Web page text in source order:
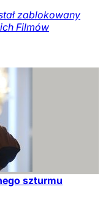
zablokowany
Filmów
szturmu